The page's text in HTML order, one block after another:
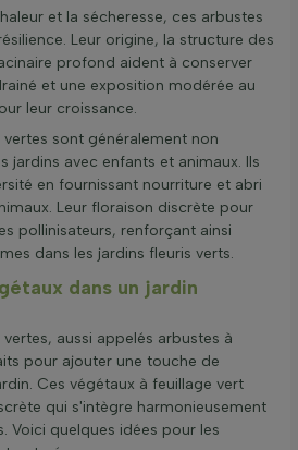
et la sécheresse, ces arbustes
Leur origine, la structure des
profond aident à conserver
et une exposition modérée au
leur croissance.
vertes sont généralement non
jardins avec enfants et animaux. Ils
en fournissant nourriture et abri
Leur floraison discrète pour
pollinisateurs, renforçant ainsi
dans les jardins fleuris verts.
dans un jardin
aussi appelés arbustes à
pour ajouter une touche de
Ces végétaux à feuillage vert
qui s'intègre harmonieusement
Voici quelques idées pour les